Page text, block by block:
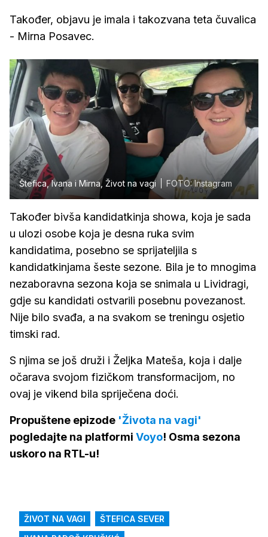
Također, objavu je imala i takozvana teta čuvalica
- Mirna Posavec.
Štefica, Ivana i Mirna, Život na vagi FOTO: Instagram
Također bivša kandidatkinja showa, koja je sada
u ulozi osobe koja je desna ruka svim
kandidatima, posebno se sprijateljila s
kandidatkinjama šeste sezone. Bila je to mnogima
nezaboravna sezona koja se snimala u Lividragi,
gdje su kandidati ostvarili posebnu povezanost.
Nije bilo svađa, a na svakom se treningu osjetio
timski rad.
S njima se još druži i Željka Mateša, koja i dalje
očarava svojom fizičkom transformacijom, no
ovaj je vikend bila spriječena doći.
Propuštene epizode 'Života na vagi'
pogledajte na platformi Voyo! Osma sezona
uskoro na RTL-u!
ŽIVOT NA VAGI
ŠTEFICA SEVER